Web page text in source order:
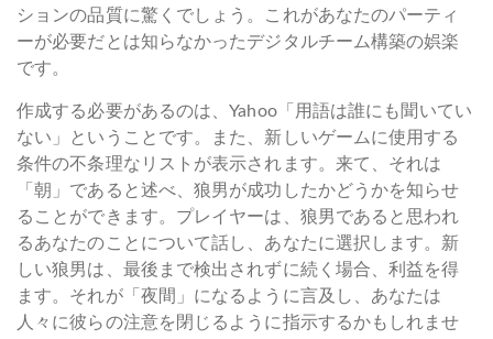
ションの品質に驚くでしょう。これがあなたのパーティ
ーが必要だとは知らなかったデジタルチーム構築の娯楽
です。
作成する必要があるのは、Yahoo「用語は誰にも聞いてい
ない」ということです。また、新しいゲームに使用する
条件の不条理なリストが表示されます。来て、それは
「朝」であると述べ、狼男が成功したかどうかを知らせ
ることができます。プレイヤーは、狼男であると思われ
るあなたのことについて話し、あなたに選択します。新
しい狼男は、最後まで検出されずに続く場合、利益を得
ます。それが「夜間」になるように言及し、あなたは
人々に彼らの注意を閉じるように指示するかもしれませ